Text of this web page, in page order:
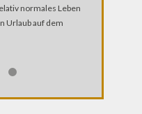
normales Leben
Urlaub auf dem